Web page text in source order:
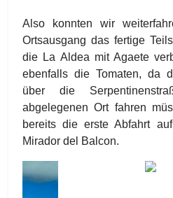
Also konnten wir
Ortsausgang das fertige
die La Aldea mit Agaete
ebenfalls die Tomaten, da
über die
abgelegenen Ort fahren
bereits die erste Abfahrt
Mirador del Balcon.